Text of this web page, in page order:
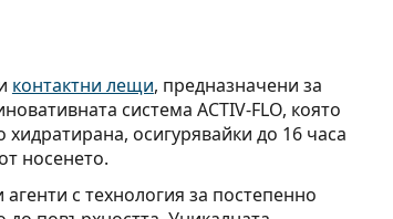
контактни лещи, предназначени за
система ACTIV-FLO, която
осигурявайки до 16 часа
носенето.
с технология за постепенно